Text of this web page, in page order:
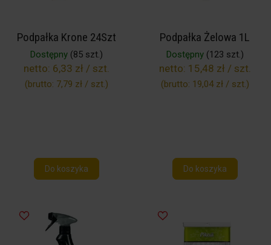
Podpałka Krone 24Szt
Dostępny(85 szt.)
netto: 6,33 zł / szt.
(brutto: 7,79 zł / szt.)
Do koszyka
Podpałka Żelowa 1L
Dostępny(123 szt.)
netto: 15,48 zł / szt.
(brutto: 19,04 zł / szt.)
Do koszyka